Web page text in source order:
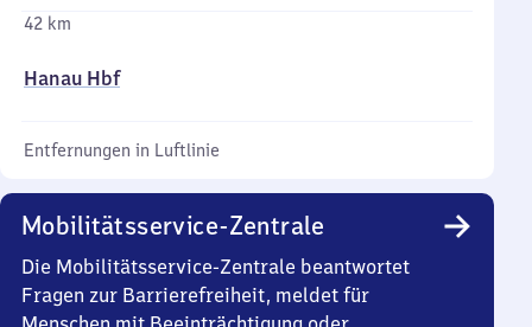
42 km
Hanau Hbf
Entfernungen in Luftlinie
Mobilitätsservice-Zentrale
Die Mobilitätsservice-Zentrale beantwortet
Fragen zur Barrierefreiheit, meldet für